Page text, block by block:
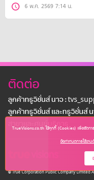
6 พ.ค. 2569 7:14 น.
ติดต่อ
ลูกค้าทรูวิชั่นส์ นาว :
ลูกค้าทรูวิชั่นส์ และทรูวิชั่นส์
สาขาเเละศูนย์บริการ
© True Corporation Public Company Limited
TrueVisions.co.th ใช้คุกกี้ (Cookies) เพื่อจัดก
ข้อกำหนดการใช้งา